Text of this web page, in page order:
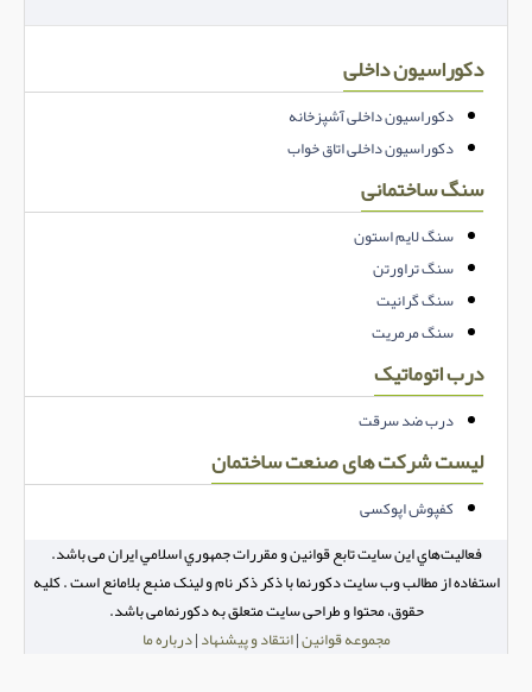
دکوراسیون داخلی
دکوراسیون داخلی آشپزخانه
دکوراسیون داخلی اتاق خواب
سنگ ساختمانی
سنگ لایم استون
سنگ تراورتن
سنگ گرانیت
سنگ مرمریت
درب اتوماتیک
درب ضد سرقت
لیست شرکت های صنعت ساختمان
کفپوش اپوکسی
فعاليت‌هاي اين سايت تابع قوانين و مقررات جمهوري اسلامي ايران می باشد.
استفاده از مطالب وب سایت دکورنما با ذکر ذکر نام و لینک منبع بلامانع است . کلیه
حقوق، محتوا و طراحی سایت متعلق به دکورنمامی باشد.
مجموعه قوانین|انتقاد و پیشنهاد|درباره ما